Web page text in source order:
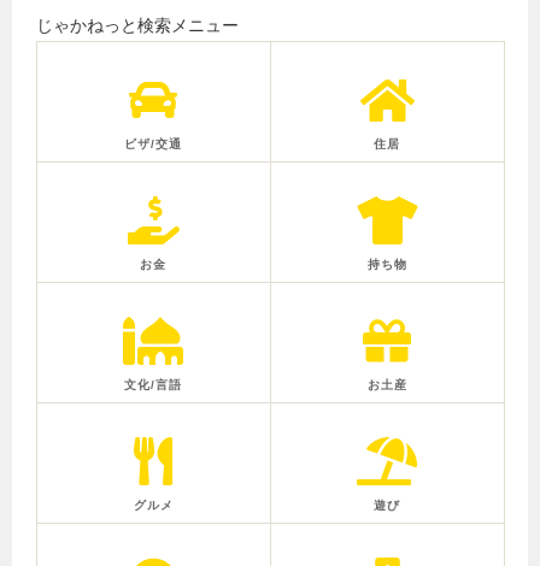
じゃかねっと検索メニュー
ビザ/交通 住居
お金 持ち物
文化/言語 お土産
グルメ 遊び